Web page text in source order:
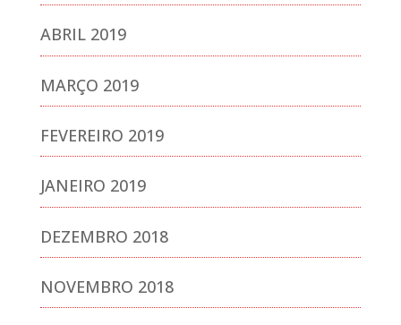
ABRIL 2019
MARÇO 2019
FEVEREIRO 2019
JANEIRO 2019
DEZEMBRO 2018
NOVEMBRO 2018